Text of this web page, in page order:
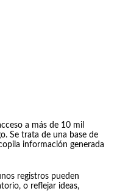
a más de 10 mil
Se trata de una base de
información generada
registros pueden
o reflejar ideas,